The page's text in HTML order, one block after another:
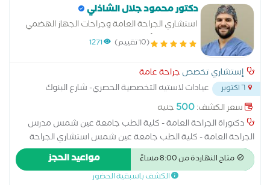
دكتور محمود جلال الشاذلي
استشاري الجراحة العامة وجراحات الجهاز الهضمي
والمناظير والأورام
(10 تقييم) 1271
إستشاري تخصص جراحة عامة
عيادات لاستيه التخصصية الحصري- شارع البنوك
خلف مسجد...
سعر الكشف:500 جنيه
دكتوراة الجراحة العامة - كلية الطب جامعة عين شمس مدرس
الجراحة العامة - كلية الطب جامعة عين شمس استشاري الجراحة
العامة وجراحات الجهاز الهضمي والمناظير والأورام وجراحات القولون
والشرج زميل الكلية الملكية للجراحين - ايرلندا
متاح النهاردة من 8:00 مساءً مواعيد الحجز
الكشف باسبقية الحضور